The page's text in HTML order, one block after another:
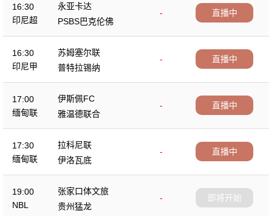
16:30
印尼超
永亚卡达
-
PSBS巴克伦佛
直播中
16:30
印尼甲
苏姆塞尔联
-
普特拉锡纳
直播中
17:00
缅甸联
伊斯佩FC
-
雅温德联合
直播中
17:30
缅甸联
拉科尼联
-
伊洛瓦底
直播中
19:00
NBL
张家口体文旅
-
贵州猛龙
即将开始